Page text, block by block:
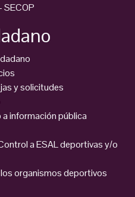
y solicitudes
información pública
a ESAL deportivas y/o
organismos deportivos